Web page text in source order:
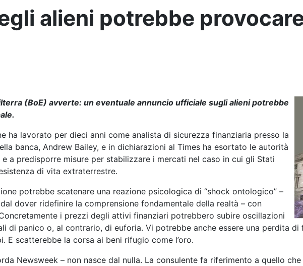
alieni potrebbe
(BoE) avverte: un eventuale annuncio ufficiale sugli alieni potrebbe
ha lavorato per dieci anni come analista di sicurezza finanziaria presso la
banca, Andrew Bailey, e in dichiarazioni al Times ha esortato le autorità
a predisporre misure per stabilizzare i mercati nel caso in cui gli Stati
di vita extraterrestre.
potrebbe scatenare una reazione psicologica di “shock ontologico” –
dover ridefinire la comprensione fondamentale della realtà – con
i prezzi degli attivi finanziari potrebbero subire oscillazioni
di panico o, al contrario, di euforia. Vi potrebbe anche essere una perdita
E scatterebbe la corsa ai beni rifugio come l’oro.
Newsweek – non nasce dal nulla. La consulente fa riferimento a quello